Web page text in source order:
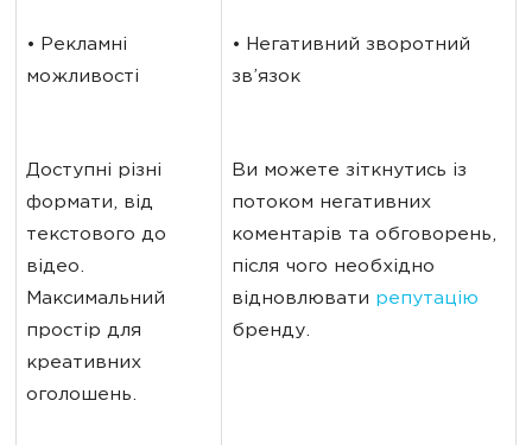
• Рекламні
можливості
Доступні різні
формати, від
текстового до
відео.
Максимальний
простір для
креативних
оголошень.
• Негативний зворотний
зв’язок
Ви можете зіткнутись із
потоком негативних
коментарів та обговорень,
після чого необхідно
відновлювати репутацію
бренду.